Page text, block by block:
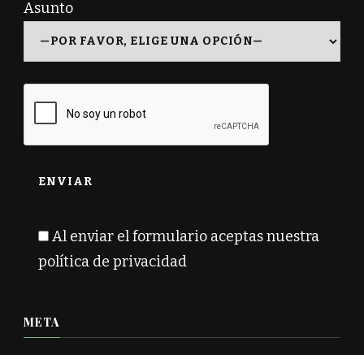
Asunto
Al enviar el formulario aceptas nuestra
política de privacidad
META